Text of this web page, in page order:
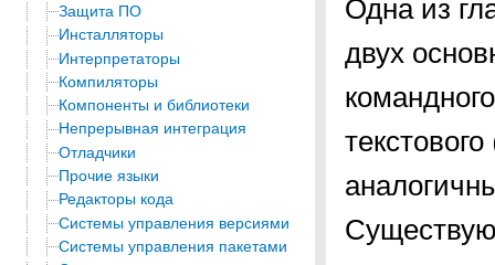
Защита ПО
Инсталляторы
Интерпретаторы
Компиляторы
Компоненты и библиотеки
Непрерывная интеграция
Отладчики
Прочие языки
Редакторы кода
Системы управления версиями
Системы управления пакетами
двух